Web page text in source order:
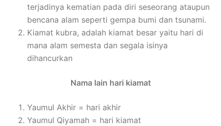
terjadinya kematian pada diri seseorang ataupun
bencana alam seperti gempa bumi dan tsunami.
Kiamat kubra, adalah kiamat besar yaitu hari di
mana alam semesta dan segala isinya
dihancurkan
Nama lain hari kiamat
Yaumul Akhir = hari akhir
Yaumul Qiyamah = hari kiamat